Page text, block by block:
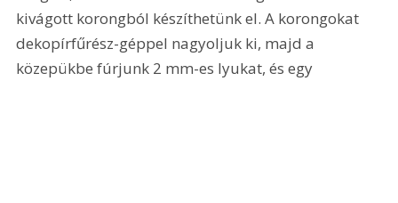
kivágott korongból készíthetünk el. A korongokat
dekopírfűrész-géppel nagyoljuk ki, majd a
közepükbe fúrjunk 2 mm-es lyukat, és egy